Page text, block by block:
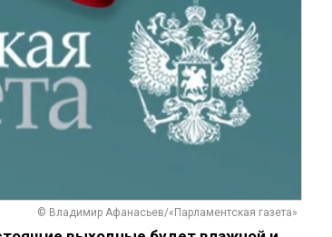
© Владимир Афанасьев/«Парламентская газета»